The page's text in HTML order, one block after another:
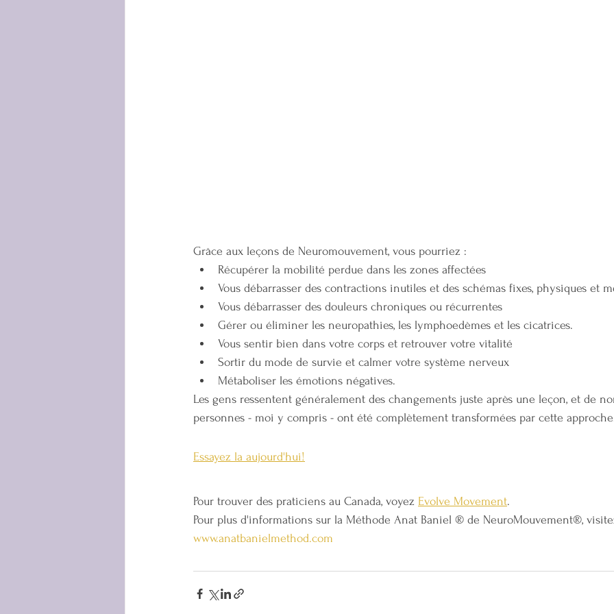
Grâce aux leçons de Neuromouvement, vous pourriez :
Récupérer la mobilité perdue dans les zones affectées
Vous débarrasser des contractions inutiles et des schémas fixes, physiques et
Vous débarrasser des douleurs chroniques ou récurrentes
Gérer ou éliminer les neuropathies, les lymphoedèmes et les cicatrices.
Vous sentir bien dans votre corps et retrouver votre vitalité
Sortir du mode de survie et calmer votre système nerveux
Métaboliser les émotions négatives.
Les gens ressentent généralement des changements juste après une leçon, et de
personnes - moi y compris - ont été complètement transformées par cette
Essayez la aujourd'hui!
Pour trouver des praticiens au Canada, voyez Evolve Movement.
Pour plus d'informations sur la Méthode Anat Baniel ® de NeuroMouvement®,
www.anatbanielmethod.com